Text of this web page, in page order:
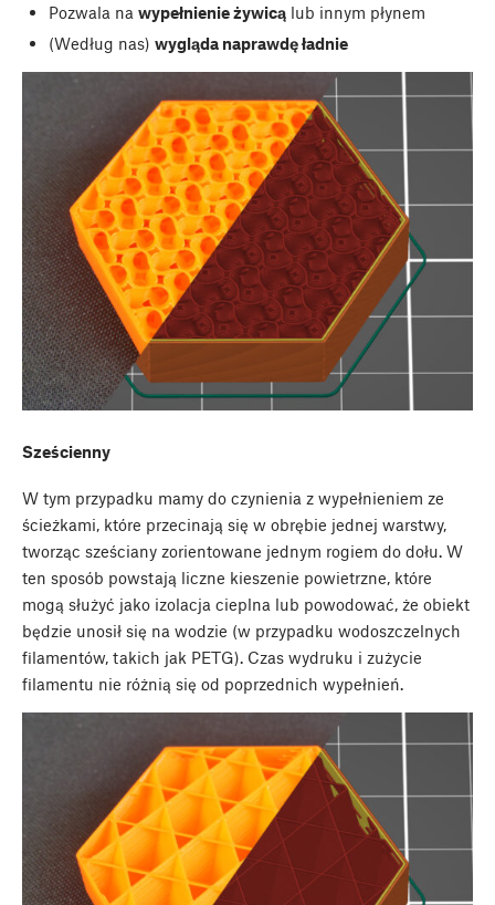
Pozwala na wypełnienie żywicąlub innym płynem
(Według nas) wygląda naprawdę ładnie
Sześcienny
W tym przypadku mamy do czynienia z wypełnieniem ze
ścieżkami, które przecinają się w obrębie jednej warstwy,
tworząc sześciany zorientowane jednym rogiem do dołu. W
ten sposób powstają liczne kieszenie powietrzne, które
mogą służyć jako izolacja cieplna lub powodować, że obiekt
będzie unosił się na wodzie (w przypadku wodoszczelnych
filamentów, takich jak PETG). Czas wydruku i zużycie
filamentu nie różnią się od poprzednich wypełnień.